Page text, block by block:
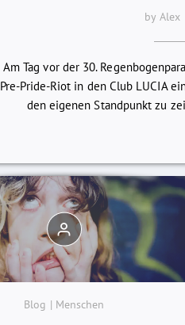
by Alex
Am Tag vor der 30.
Pre-Pride-Riot in den Club LUCIA
den eigenen Standpunkt zu
Blog | Menschen